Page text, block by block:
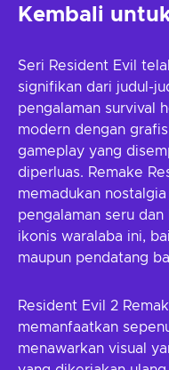
Kembali
Seri Resident Evil
signifikan dari judul-
pengalaman survival
modern dengan
gameplay yang
diperluas. Remake
memadukan
pengalaman seru
ikonis waralaba ini,
maupun pendatang
Resident Evil 2
memanfaatkan
menawarkan visual